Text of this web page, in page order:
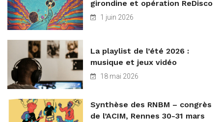
girondine et opération ReDisco
1 juin 2026
La playlist de l’été 2026 :
musique et jeux vidéo
18 mai 2026
Synthèse des RNBM – congrès
de l’ACIM, Rennes 30-31 mars